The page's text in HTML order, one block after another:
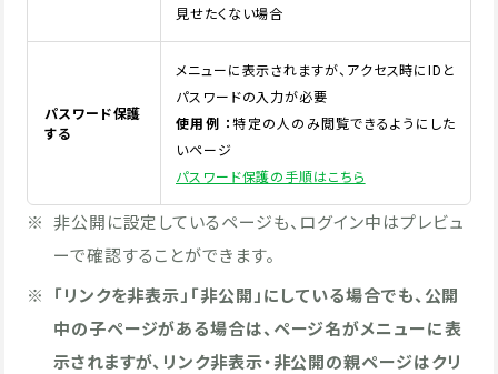
見せたくない場合
パスワード保護
する
メニューに表示されますが、アクセス時にIDと
パスワードの入力が必要
使用例 ：特定の人のみ閲覧できるようにした
いページ
パスワード保護の手順はこちら
※ 非公開に設定しているページも、ログイン中はプレビュ
ーで確認することができます。
※
「リンクを非表示」「非公開」にしている場合でも、公開
中の子ページがある場合は、ページ名がメニューに表
示されますが、リンク非表示・非公開の親ページはクリ